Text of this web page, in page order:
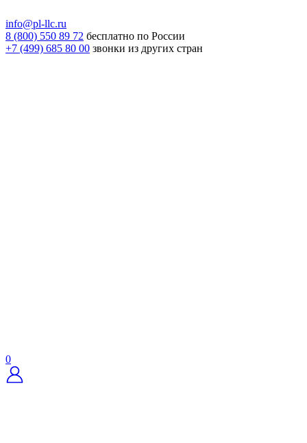
info@pl-llc.ru
8 (800) 550 89 72 бесплатно по России
+7 (499) 685 80 00 звонки из других стран
0